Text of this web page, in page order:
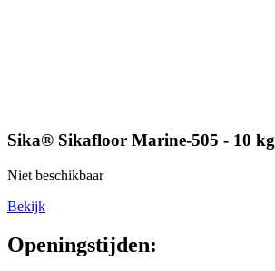
Sika® Sikafloor Marine-505 - 10 kg
Niet beschikbaar
Bekijk
Openingstijden: